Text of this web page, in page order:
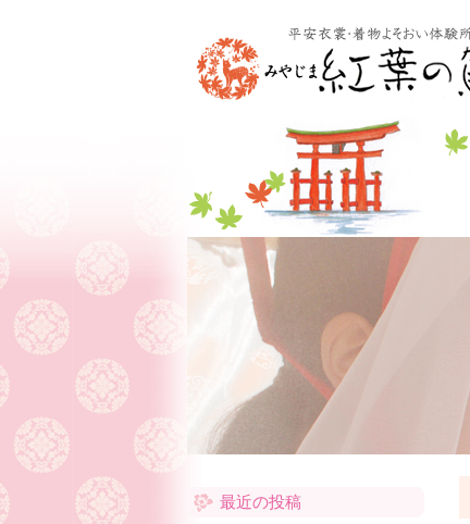
最近の投稿